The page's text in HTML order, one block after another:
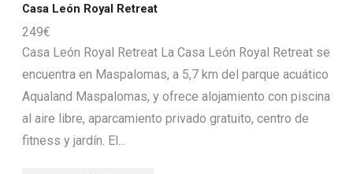
Casa León Royal Retreat
249€
Casa León Royal Retreat La Casa León Royal Retreat se
encuentra en Maspalomas, a 5,7 km del parque acuático
Aqualand Maspalomas, y ofrece alojamiento con piscina
al aire libre, aparcamiento privado gratuito, centro de
fitness y jardín. El...